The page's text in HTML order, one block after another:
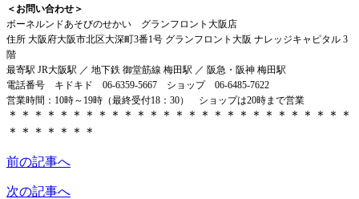
＜お問い合わせ＞
ボーネルンドあそびのせかい グランフロント大阪店
住所 大阪府大阪市北区大深町3番1号 グランフロント大阪 ナレッジキャピタル 3
階
最寄駅 JR大阪駅 ／ 地下鉄 御堂筋線 梅田駅 ／ 阪急・阪神 梅田駅
電話番号 キドキド 06-6359-5667 ショップ 06-6485-7622
営業時間：10時～19時（最終受付18：30） ショップは20時まで営業
＊＊＊＊＊＊＊＊＊＊＊＊＊＊＊＊＊＊＊＊＊＊＊＊＊＊＊
＊＊＊＊＊＊＊
前の記事へ
次の記事へ